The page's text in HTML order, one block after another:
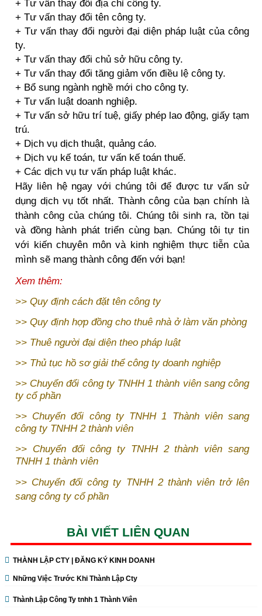
+ Tư vấn thay đổi địa chỉ công ty.
+ Tư vấn thay đổi tên công ty.
+ Tư vấn thay đổi người đại diện pháp luật của công
ty.
+ Tư vấn thay đổi chủ sở hữu công ty.
+ Tư vấn thay đổi tăng giảm vốn điều lệ công ty.
+ Bổ sung ngành nghề mới cho công ty.
+ Tư vấn luật doanh nghiệp.
+ Tư vấn sở hữu trí tuệ, giấy phép lao động, giấy tạm
trú.
+ Dịch vụ dịch thuật, quảng cáo.
+ Dịch vụ kế toán, tư vấn kế toán thuế.
+ Các dịch vụ tư vấn pháp luật khác.
Hãy liên hệ ngay với chúng tôi để được tư vấn sử
dụng dịch vụ tốt nhất. Thành công của bạn chính là
thành công của chúng tôi. Chúng tôi sinh ra, tồn tại
và đồng hành phát triển cùng bạn. Chúng tôi tự tin
với kiến chuyên môn và kinh nghiệm thực tiễn của
mình sẽ mang thành công đến với bạn!
Xem thêm:
>> Quy định cách đặt tên công ty
>> Quy định hợp đồng cho thuê nhà ở làm văn phòng
>> Thuê người đại diện theo pháp luật
>> Thủ tục hồ sơ giải thể công ty doanh nghiệp
>> Chuyển đổi công ty TNHH 1 thành viên sang công
ty cổ phần
>> Chuyển đổi công ty TNHH 1 Thành viên sang
công ty TNHH 2 thành viên
>> Chuyển đổi công ty TNHH 2 thành viên sang
TNHH 1 thành viên
>> Chuyển đổi công ty TNHH 2 thành viên trở lên
sang công ty cổ phần
BÀI VIẾT LIÊN QUAN
THÀNH LẬP CTY | ĐĂNG KÝ KINH DOANH
Những Việc Trước Khi Thành Lập Cty
Thành Lập Công Ty tnhh 1 Thành Viên